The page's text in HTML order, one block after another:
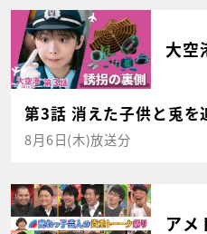
大空
第3話 消えた子供と兎を
8月6日(木)放送分
アメ